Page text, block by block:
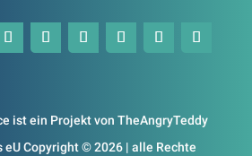
ist ein Projekt von TheAngryTeddy
Copyright © 2026 | alle Rechte